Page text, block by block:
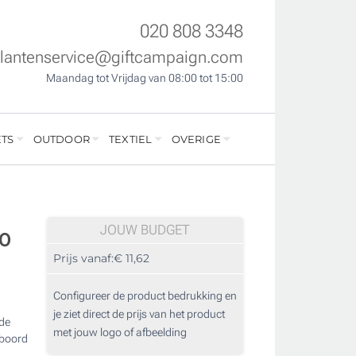
020 808 3348
Maandag tot Vrijdag van 08:00 tot 15:00
OUTDOOR TEXTIEL OVERIGE
JOUW BUDGET
Prijs vanaf:€ 11,62
Configureer de product bedrukking en
je ziet direct de prijs van het product
met jouw logo of afbeelding